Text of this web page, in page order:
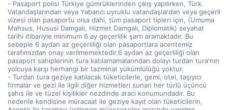
- Pasaport polisi Türkiye gümrüklerinden çıkış yapılırken, Türk
Vatandaşlarından veya Yabancı uyruklu vatandaşlardan veya geçerli
vizesi olan pasaportu olsa dahi, tüm pasaport tipleri için, (Umuma
Mahsus, Hususi Damgalı, Hizmet Damgalı, Diplomatik) seyahat
tarihi itibariyle minimum 6 ay geçerlilik şartı aramaktadır. Bu
sebeple 6 aydan az geçerliliği olan pasaportlara acentemiz
tarafımızdan onay verilmemektedir.6 aydan az geçerliliği olan
pasaport sahiplerinin tura katılamamalarından dolayı turdan tura'nın
yolcuya karşı herhangi bir tazminat yükümlülüğü yoktur.
- Turdan tura geziye katılacak tüketicilerle, gemi, otel, taşıyıcı
firmalar ve gezi ile ilgili diğer hizmetleri sunan her türlü üçüncü
şahıs ile ve tüzel kişilikler nezdinde aracı konumundadır. Bu
nedenle kendisine müracaat ile geziye kayıt olan tüketicilerin,